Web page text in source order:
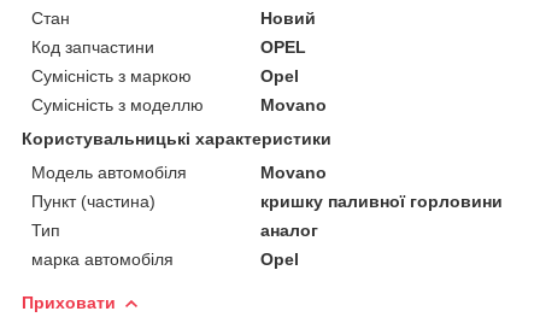
Стан
Новий
Код запчастини
OPEL
Сумісність з маркою
Opel
Сумісність з моделлю
Movano
Користувальницькі характеристики
Модель автомобіля
Movano
Пункт (частина)
кришку паливної горловини
Тип
аналог
марка автомобіля
Opel
Приховати